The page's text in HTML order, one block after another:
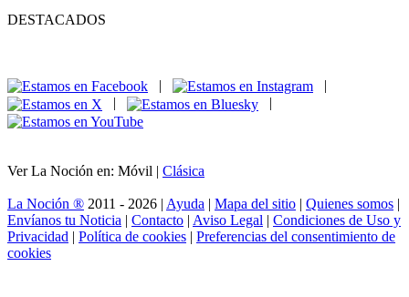
DESTACADOS
|
|
|
|
Ver La Noción en: Móvil | Clásica
La Noción ® 2011 - 2026 | Ayuda | Mapa del sitio | Quienes somos |
Envíanos tu Noticia | Contacto | Aviso Legal | Condiciones de Uso y
Privacidad | Política de cookies | Preferencias del consentimiento de
cookies